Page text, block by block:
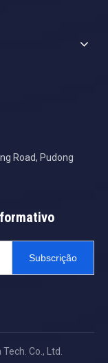
Road, Pudong
Subscrição
Co., Ltd.